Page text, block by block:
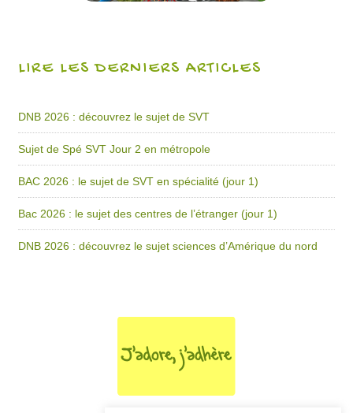
LIRE LES DERNIERS ARTICLES
DNB 2026 : découvrez le sujet de SVT
Sujet de Spé SVT Jour 2 en métropole
BAC 2026 : le sujet de SVT en spécialité (jour 1)
Bac 2026 : le sujet des centres de l’étranger (jour 1)
DNB 2026 : découvrez le sujet sciences d’Amérique du nord